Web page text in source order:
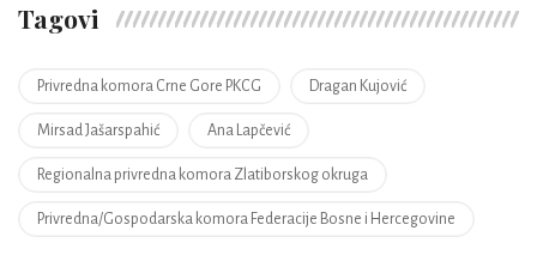
Tagovi
Privredna komora Crne Gore PKCG Dragan Kujović
Mirsad Jašarspahić Ana Lapčević
Regionalna privredna komora Zlatiborskog okruga
Privredna/Gospodarska komora Federacije Bosne i Hercegovine